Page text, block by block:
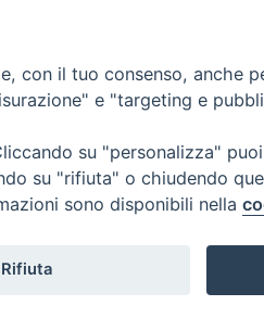
con il tuo consenso, anche
e "targeting e
su "personalizza"
su "rifiuta" o chiudendo
sono disponibili nella
Rifiuta